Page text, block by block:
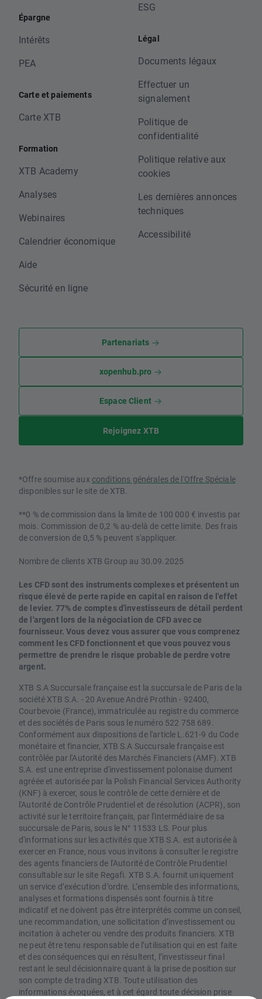
Épargne
Intérêts
PEA
Carte et paiements
Carte XTB
Formation
XTB Academy
Analyses
Webinaires
Calendrier économique
Aide
Sécurité en ligne
ESG
Légal
Documents légaux
Effectuer un
signalement
Politique de
confidentialité
Politique relative aux
cookies
Les dernières annonces
techniques
Accessibilité
Partenariats
xopenhub.pro
Espace Client
Rejoignez XTB
*Offre soumise aux conditions générales de l'Offre Spéciale
disponibles sur le site de XTB.
**0 % de commission dans la limite de 100 000 € investis par
mois. Commission de 0,2 % au-delà de cette limite. Des frais
de conversion de 0,5 % peuvent s'appliquer.
Nombre de clients XTB Group au 30.09.2025
Les CFD sont des instruments complexes et présentent un
risque élevé de perte rapide en capital en raison de l'effet
de levier. 77% de comptes d'investisseurs de détail perdent
de l'argent lors de la négociation de CFD avec ce
fournisseur. Vous devez vous assurer que vous comprenez
comment les CFD fonctionnent et que vous pouvez vous
permettre de prendre le risque probable de perdre votre
argent.
XTB S.A Succursale française est la succursale de Paris de la
société XTB S.A. - 20 Avenue André Prothin - 92400,
Courbevoie (France), immatriculée au registre du commerce
et des sociétés de Paris sous le numéro 522 758 689.
Conformément aux dispositions de l'article L.621-9 du Code
monétaire et financier, XTB S.A Succursale française est
contrôlée par l'Autorité des Marchés Financiers (AMF). XTB
S.A. est une entreprise d'investissement polonaise dument
agréée et autorisée par la Polish Financial Services Authority
(KNF) à exercer, sous le contrôle de cette dernière et de
l'Autorité de Contrôle Prudentiel et de résolution (ACPR), son
activité sur le territoire français, par l'intermédiaire de sa
succursale de Paris, sous le N° 11533 LS. Pour plus
d'informations sur les activités que XTB S.A. est autorisée à
exercer en France, nous vous invitons à consulter le registre
des agents financiers de l'Autorité de Contrôle Prudentiel
consultable sur le site Regafi. XTB S.A. fournit uniquement
un service d’exécution d’ordre. L’ensemble des informations,
analyses et formations dispensés sont fournis à titre
indicatif et ne doivent pas être interprétés comme un conseil,
une recommandation, une sollicitation d’investissement ou
incitation à acheter ou vendre des produits financiers. XTB
ne peut être tenu responsable de l’utilisation qui en est faite
et des conséquences qui en résultent, l’investisseur final
restant le seul décisionnaire quant à la prise de position sur
son compte de trading XTB. Toute utilisation des
informations évoquées, et à cet égard toute décision prise